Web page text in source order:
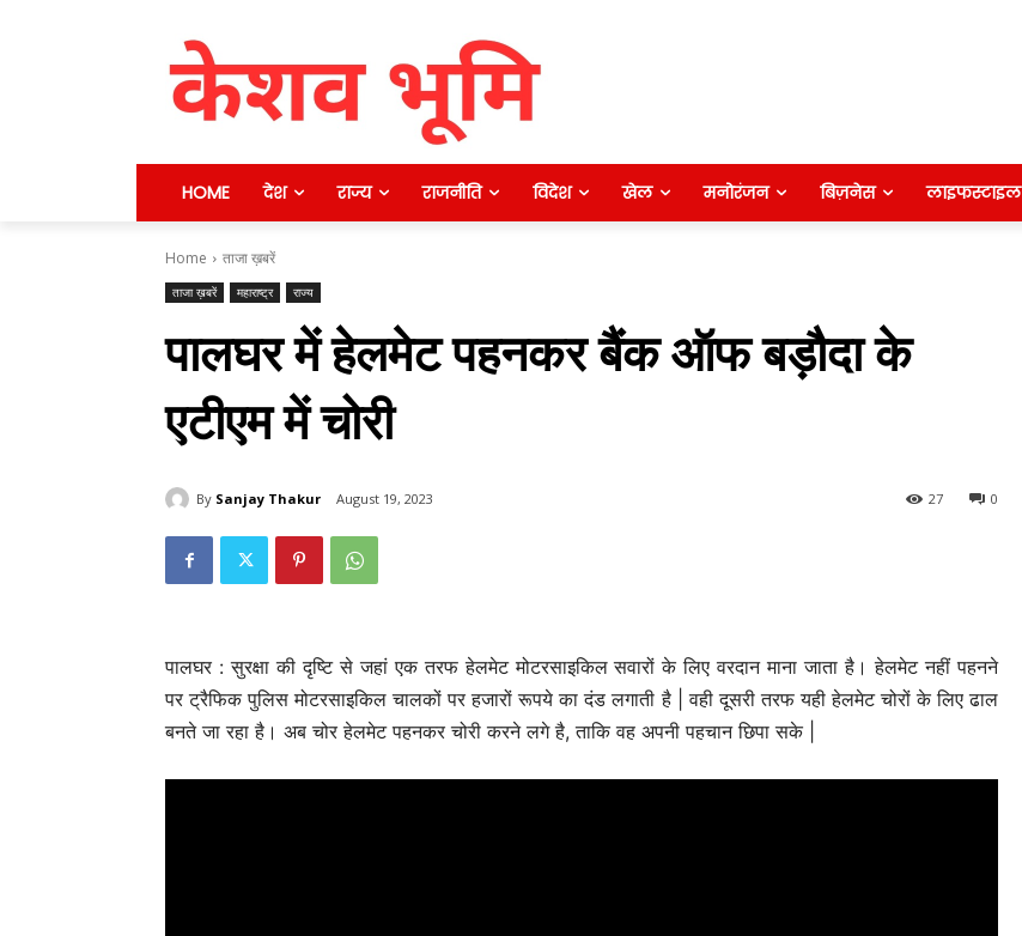
HOME देश राज्य राजनीति विदेश खेल मनोरंजन बिज़नेस लाइफस्टाइल
Home ताजा ख़बरें
ताजा ख़बरें महाराष्ट्र राज्य
पालघर में हेलमेट पहनकर बैंक ऑफ बड़ौदा के
एटीएम में चोरी
By Sanjay Thakur August 19, 2023 0
27
पालघर : सुरक्षा की दृष्टि से जहां एक तरफ हेलमेट मोटरसाइकिल सवारों के लिए वरदान माना जाता है। हेलमेट नहीं पहनने
पर ट्रैफिक पुलिस मोटरसाइकिल चालकों पर हजारों रूपये का दंड लगाती है | वही दूसरी तरफ यही हेलमेट चोरों के लिए ढाल
बनते जा रहा है। अब चोर हेलमेट पहनकर चोरी करने लगे है, ताकि वह अपनी पहचान छिपा सके |
महाराष्ट्र
अवसर: इस्राइल में 5000 नौकरियां, ₹1.61
लाख तक वेतन
Keshav Bhumi - May 5, 2026 0
पालघर में युवासेना पदाधिकारियों की घोषणा,
संगठन विस्तार को मिली नई दिशा
Keshav Bhumi May 5, 2026 0